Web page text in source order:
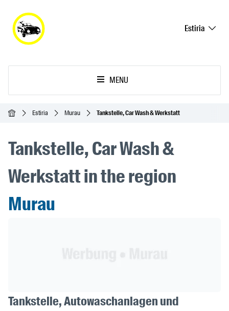
Estiria
MENU
Inicio Estiria Murau Tankstelle, Car Wash & Werkstatt
Tankstelle, Car Wash &
Werkstatt in the region
Murau
Tankstelle, Autowaschanlagen und